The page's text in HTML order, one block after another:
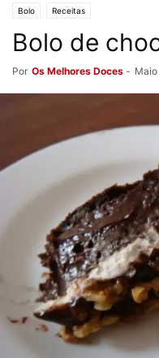
Bolo Receitas
Bolo de
Por Os Melhores Doces -